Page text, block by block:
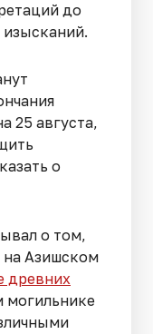
до
изысканий.
25 августа,
о
о том,
на Азишском
древних
могильнике